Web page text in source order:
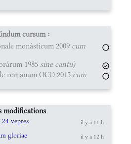
cursum :
monásticum 2009 cum
1985 sine cantu)
romanum OCO 2015 cum
modifications
vepres il y a 11 h
gloriae il y a 12 h